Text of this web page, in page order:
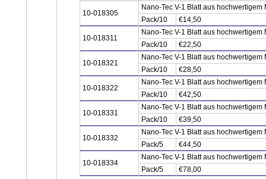
10-018305
Nano-Tec V-1 Blatt aus
Pack/10
€14,50
10-018311
Nano-Tec V-1 Blatt aus
Pack/10
€22,50
10-018321
Nano-Tec V-1 Blatt aus
Pack/10
€28,50
10-018322
Nano-Tec V-1 Blatt aus
Pack/10
€42,50
10-018331
Nano-Tec V-1 Blatt aus
Pack/10
€39,50
10-018332
Nano-Tec V-1 Blatt aus
Pack/5
€44,50
10-018334
Nano-Tec V-1 Blatt aus
Pack/5
€78,00